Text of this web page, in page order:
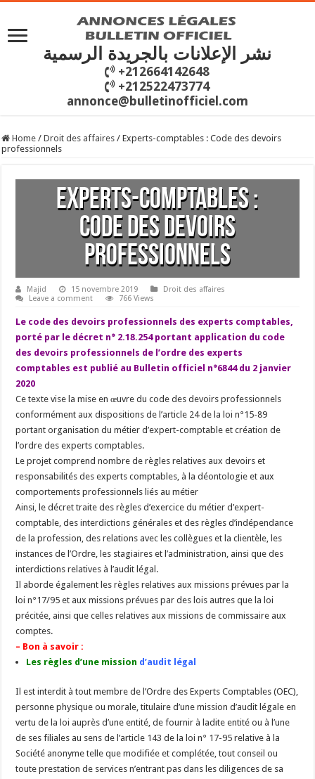
نشر الإعلانات بالجريدة الرسمية
+212664142648
+212522473774
annonce@bulletinofficiel.com
Home / Droit des affaires / Experts-comptables : Code des devoirs
professionnels
Experts-comptables :
Code des devoirs
professionnels
Majid 15 novembre 2019
Droit des affaires
Leave a comment
766 Views
Le code des devoirs professionnels des experts comptables,
porté par le décret n° 2.18.254 portant application du code
des devoirs professionnels de l’ordre des experts
comptables est publié au Bulletin officiel n°6844 du 2 janvier
2020
Ce texte vise la mise en œuvre du code des devoirs professionnels
conformément aux dispositions de l’article 24 de la loi n°15-89
portant organisation du métier d’expert-comptable et création de
l’ordre des experts comptables.
Le projet comprend nombre de règles relatives aux devoirs et
responsabilités des experts comptables, à la déontologie et aux
comportements professionnels liés au métier
Ainsi, le décret traite des règles d’exercice du métier d’expert-
comptable, des interdictions générales et des règles d’indépendance
de la profession, des relations avec les collègues et la clientèle, les
instances de l’Ordre, les stagiaires et l’administration, ainsi que des
interdictions relatives à l’audit légal.
Il aborde également les règles relatives aux missions prévues par la
loi n°17/95 et aux missions prévues par des lois autres que la loi
précitée, ainsi que celles relatives aux missions de commissaire aux
comptes.
– Bon à savoir :
Les règles d’une mission d’audit légal
Il est interdit à tout membre de l’Ordre des Experts Comptables (OEC),
personne physique ou morale, titulaire d’une mission d’audit légale en
vertu de la loi auprès d’une entité, de fournir à ladite entité ou à l’une
de ses filiales au sens de l’article 143 de la loi n° 17-95 relative à la
Société anonyme telle que modifiée et complétée, tout conseil ou
toute prestation de services n’entrant pas dans les diligences de sa